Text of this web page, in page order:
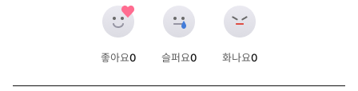
좋아요0
슬퍼요0
화나요0